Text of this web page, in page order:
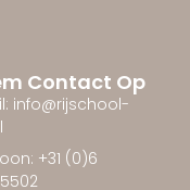
Contact Op
info@rijschool-
+31 (0)6